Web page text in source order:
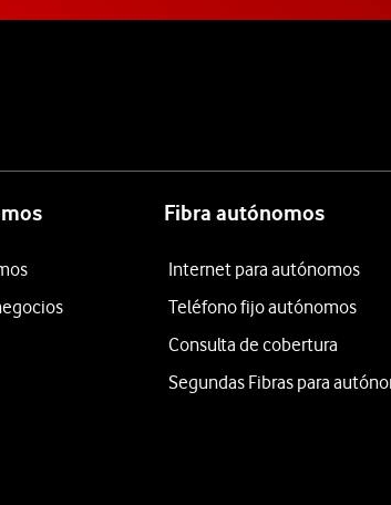
Fibra autónomos
Internet para autónomos
Teléfono fijo autónomos
Consulta de cobertura
Segundas Fibras para